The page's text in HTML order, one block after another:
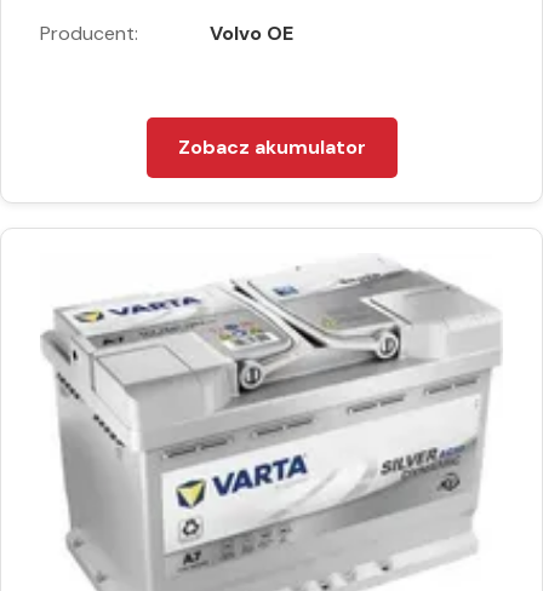
Producent: Volvo OE
Zobacz akumulator